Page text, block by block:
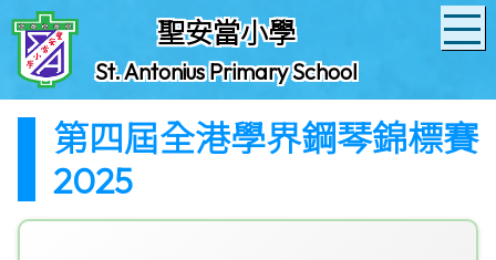
聖安當小學
St. Antonius Primary School
第四屆全港學界鋼琴錦標賽
2025